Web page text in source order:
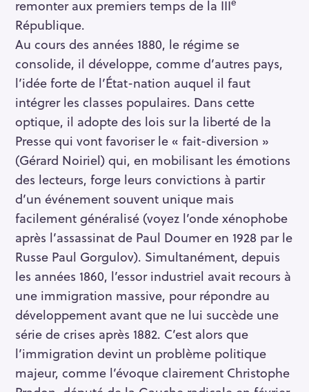
remonter aux premiers temps de la III
République.
Au cours des années 1880, le régime se
consolide, il développe, comme d’autres pays,
l’idée forte de l’État-nation auquel il faut
intégrer les classes populaires. Dans cette
optique, il adopte des lois sur la liberté de la
Presse qui vont favoriser le « fait-diversion »
(Gérard Noiriel) qui, en mobilisant les émotions
des lecteurs, forge leurs convictions à partir
d’un événement souvent unique mais
facilement généralisé (voyez l’onde xénophobe
après l’assassinat de Paul Doumer en 1928 par le
Russe Paul Gorgulov). Simultanément, depuis
les années 1860, l’essor industriel avait recours à
une immigration massive, pour répondre au
développement avant que ne lui succède une
série de crises après 1882. C’est alors que
l’immigration devint un problème politique
majeur, comme l’évoque clairement Christophe